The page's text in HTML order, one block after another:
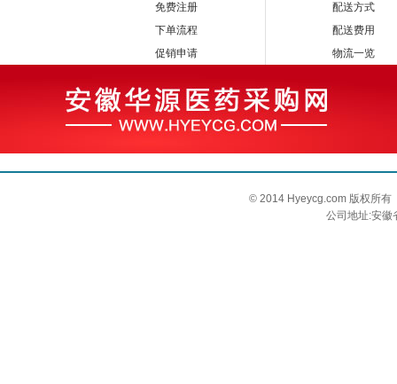
免费注册
下单流程
促销申请
配送方式
配送费用
物流一览
© 2014 Hyeycg.com 版权所有
公司地址:安